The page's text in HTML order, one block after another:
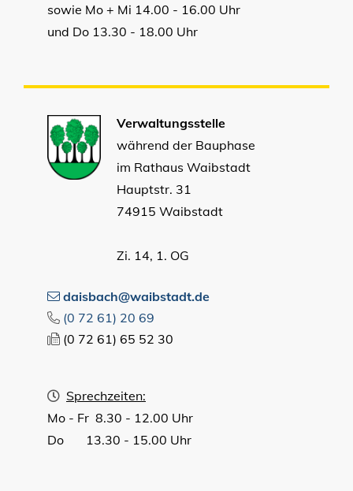
sowie Mo + Mi 14.00 - 16.00 Uhr
und Do 13.30 - 18.00 Uhr
Verwaltungsstelle
während der Bauphase
im Rathaus Waibstadt
Hauptstr. 31
74915 Waibstadt
Zi. 14, 1. OG
daisbach@waibstadt.de
(0 72 61) 20 69
(0 72 61) 65 52 30
Sprechzeiten:
Mo - Fr 8.30 - 12.00 Uhr
Do 13.30 - 15.00 Uhr